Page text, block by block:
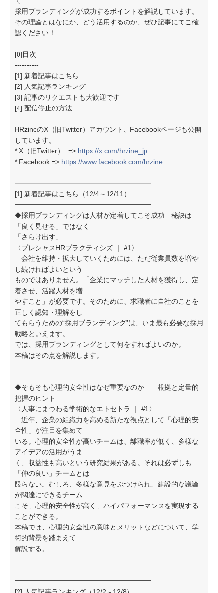
採用ブランディングが成功するポイントを解説しています。
その理論とはなにか、どう活用するのか、ぜひ記事にてご確
認ください！
[0]目次
----------
[1] 新着記事はこちら
[2] 人気記事ランキング
[3] 記事のリクエストも大歓迎です
[4] 配信停止の方法
HRzineのX（旧Twitter）アカウント、Facebookページも公開
しています。
* X（旧Twitter） => https://x.com/hrzine_jp
* Facebook => https://www.facebook.com/hrzine
━━━━━━━━━━━━━━━━━━━━
[1] 新着記事はこちら（12/4～12/11）
━━━━━━━━━━━━━━━━━━━━
◆採用ブランディングは人材が定着してこそ成功 秘訣は
「良く見せる」ではなく
「さらけ出す」
〈プレシャスHRプラクティシズ ｜ #1〉
会社を維持・拡大していくためには、ただ従業員数を増や
し続ければよいという
ものではありません。「企業にマッチした人材を獲得し、定
着させ、活躍人材を増
やすこと」が必要です。そのために、求職者に自社のことを
正しく認知・理解をし
てもらうための“採用ブランディング”は、いま最も必要な採用
戦略といえます。
では、採用ブランディングとして何をすればよいのか。
本稿はその点を解説します。
◆そもそも心理的安全性はなぜ重要なのか——根拠と定量的
把握のヒント
〈人事にまつわる学術的なエトセトラ ｜ #1〉
近年、企業の組織力を高める新たな視点として「心理的安
全性」が注目を集めて
いる。心理的安全性が高いチームは、離職率が低く、多様な
アイデアの活用がうま
く、収益性も高いという研究結果がある。それは必ずしも
「仲の良い」チームとは
限らない。むしろ、多様な意見をぶつけられ、建設的な議論
が闊達にできるチーム
こそ、心理的安全性が高く、ハイパフォーマンスを実現する
ことができる。
本稿では、心理的安全性の意味とメリットなどについて、学
術的背景を踏まえて
解説する。
━━━━━━━━━━━━━━━━━━━━